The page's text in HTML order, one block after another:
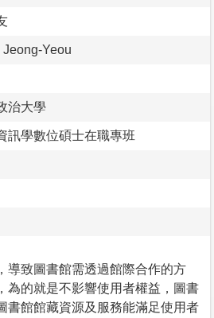
Jeong-Yeou
治大學
訊學數位碩士在職專班
導致圖書館需透過館際合作的方
為的就是不影響使用者權益，圖書
書館館藏資源及服務能滿足使用者